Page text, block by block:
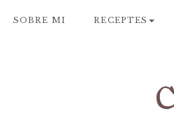
SOBRE MI RECEPTES